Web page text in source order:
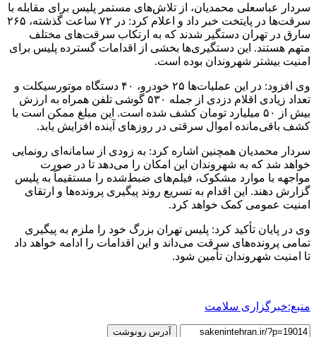
سردار عباسعلی محمدیان، از تلاش‌های مستمر پلیس برای مقابله با
سرقت‌ها در پایتخت خبر داد و اعلام کرد: در ۷۲ ساعت گذشته، ۲۶۵
سارق در تهران دستگیر شدند که به ارتکاب سرقت‌های مختلف
متهم هستند. این دستگیری‌ها بخشی از اقدامات گسترده پلیس برای
امنیت بیشتر شهروندان بوده است.
وی افزود: در این عملیات‌ها ۲۵ خودرو، ۴۰ دستگاه موتورسیکلت و
تعداد زیادی اقلام دزدی از جمله ۵۳۰ گوشی تلفن همراه به ارزش
بیش از ۵۰ میلیارد تومان کشف شده است. این مبلغ ممکن است با
کشف باقی‌مانده اموال سرقتی در روزهای آینده افزایش یابد.
سردار محمدیان همچنین اشاره کرد: به زودی از سامانه‌ای رونمایی
خواهد شد که به شهروندان این امکان را می‌دهد تا در صورت
مواجهه با موارد مشکوک، فیلم‌های ضبط‌شده را مستقیماً به پلیس
گزارش دهند. این اقدام به تسریع روند پیگیری پرونده‌ها و ارتقای
امنیت عمومی کمک خواهد کرد.
وی در پایان تأکید کرد: پلیس تهران بزرگ خود را ملزم به پیگیری
تمامی پرونده‌های سرقت می‌داند و این اقدامات را ادامه خواهد داد
تا امنیت شهروندان تأمین شود.
منبع:خبرگزاری سلامت
آدرس رونوشت